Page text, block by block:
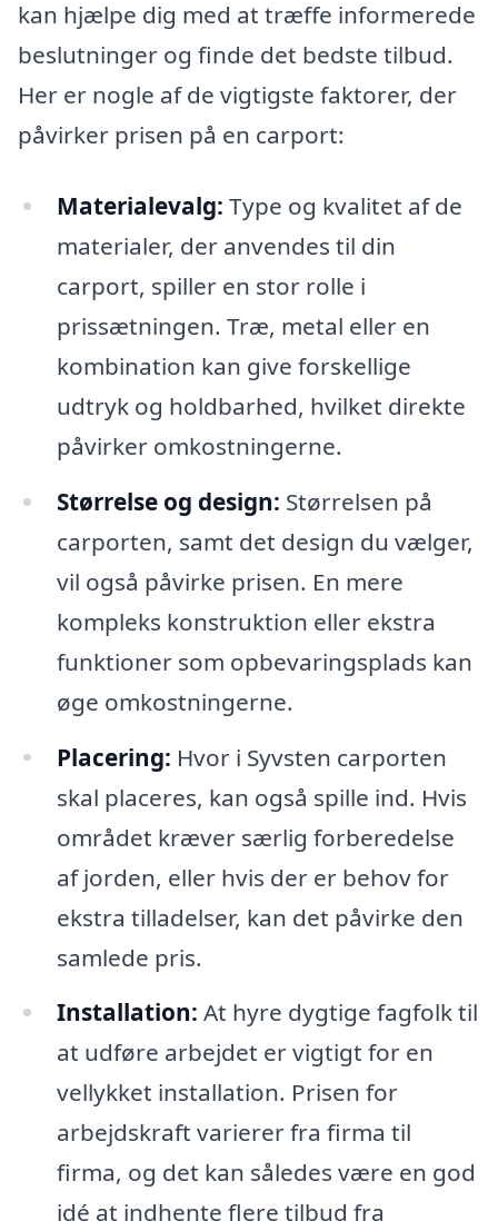
kan hjælpe dig med at træffe informerede
beslutninger og finde det bedste tilbud.
Her er nogle af de vigtigste faktorer, der
påvirker prisen på en carport:
Materialevalg: Type og kvalitet af de
materialer, der anvendes til din
carport, spiller en stor rolle i
prissætningen. Træ, metal eller en
kombination kan give forskellige
udtryk og holdbarhed, hvilket direkte
påvirker omkostningerne.
Størrelse og design: Størrelsen på
carporten, samt det design du vælger,
vil også påvirke prisen. En mere
kompleks konstruktion eller ekstra
funktioner som opbevaringsplads kan
øge omkostningerne.
Placering: Hvor i Syvsten carporten
skal placeres, kan også spille ind. Hvis
området kræver særlig forberedelse
af jorden, eller hvis der er behov for
ekstra tilladelser, kan det påvirke den
samlede pris.
Installation: At hyre dygtige fagfolk til
at udføre arbejdet er vigtigt for en
vellykket installation. Prisen for
arbejdskraft varierer fra firma til
firma, og det kan således være en god
idé at indhente flere tilbud fra